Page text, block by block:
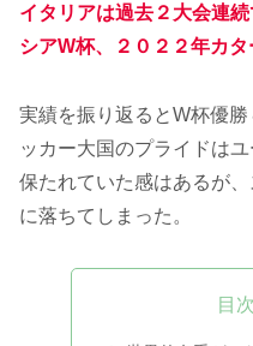
イタリアは過去２大会連
シアW杯、２０２２年カタ
実績を振り返るとW杯優
ッカー大国のプライドは
保たれていた感はあるが
に落ちてしまった。
目次